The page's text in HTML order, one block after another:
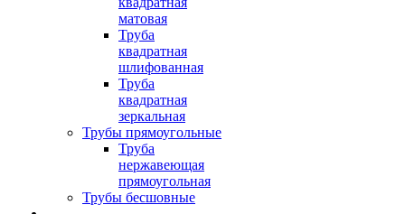
матовая
Труба
квадратная
шлифованная
Труба
квадратная
зеркальная
Трубы прямоугольные
Труба
нержавеющая
прямоугольная
Трубы бесшовные